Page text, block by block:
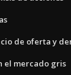
de oferta y
el mercado gris